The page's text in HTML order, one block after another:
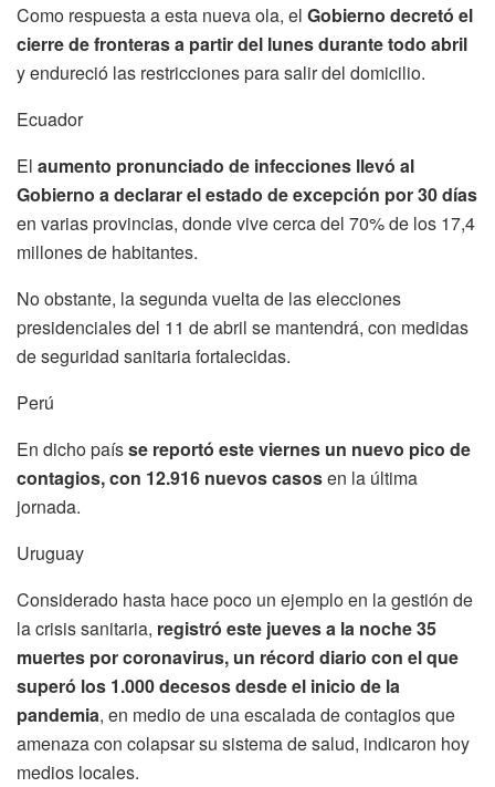
Como respuesta a esta nueva ola, el Gobierno decretó el
cierre de fronteras a partir del lunes durante todo abril
y endureció las restricciones para salir del domicilio.
Ecuador
El aumento pronunciado de infecciones llevó al
Gobierno a declarar el estado de excepción por 30 días
en varias provincias, donde vive cerca del 70% de los 17,4
millones de habitantes.
No obstante, la segunda vuelta de las elecciones
presidenciales del 11 de abril se mantendrá, con medidas
de seguridad sanitaria fortalecidas.
Perú
En dicho paísse reportó este viernes un nuevo pico de
contagios, con 12.916 nuevos casosen la última
jornada.
Uruguay
Considerado hasta hace poco un ejemplo en la gestión de
la crisis sanitaria, registró este jueves a la noche 35
muertes por coronavirus, un récord diario con el que
superó los 1.000 decesos desde el inicio de la
pandemia, en medio de una escalada de contagios que
amenaza con colapsar su sistema de salud, indicaron hoy
medios locales.